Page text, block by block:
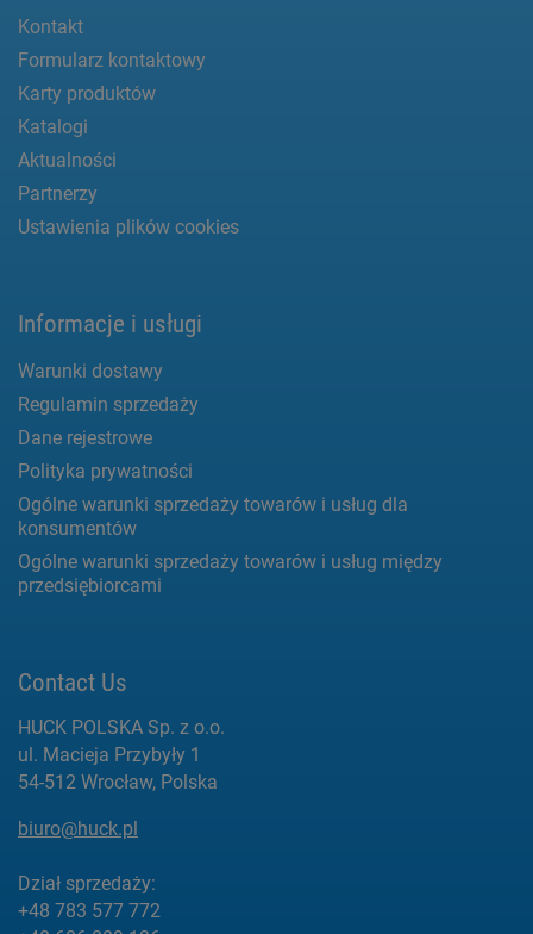
Kontakt
Formularz kontaktowy
Karty produktów
Katalogi
Aktualności
Partnerzy
Ustawienia plików cookies
Informacje i usługi
Warunki dostawy
Regulamin sprzedaży
Dane rejestrowe
Polityka prywatności
Ogólne warunki sprzedaży towarów i usług dla
konsumentów
Ogólne warunki sprzedaży towarów i usług między
przedsiębiorcami
Contact Us
HUCK POLSKA Sp. z o.o.
ul. Macieja Przybyły 1
54-512 Wrocław, Polska
biuro@huck.pl
Dział sprzedaży:
+48 783 577 772